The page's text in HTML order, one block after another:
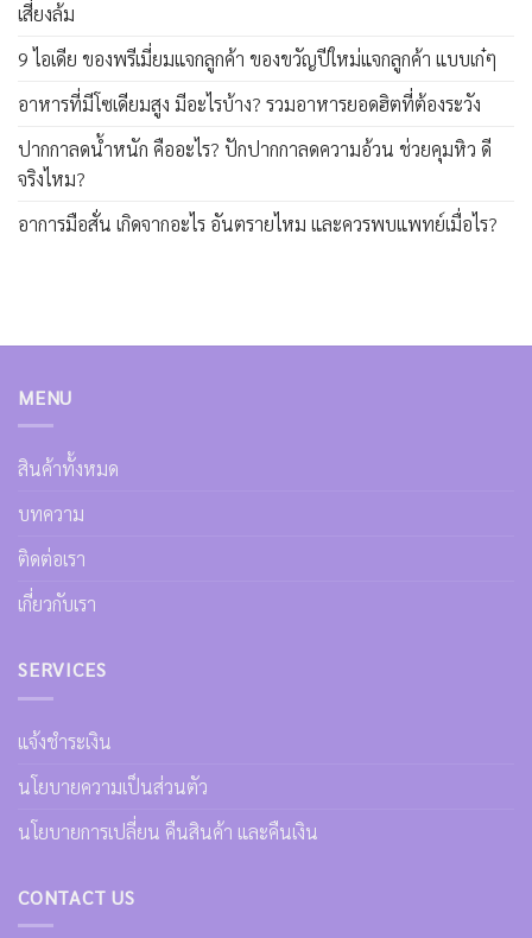
เสี่ยงล้ม
9 ไอเดีย ของพรีเมี่ยมแจกลูกค้า ของขวัญปีใหม่แจกลูกค้า แบบเก๋ๆ
อาหารที่มีโซเดียมสูง มีอะไรบ้าง? รวมอาหารยอดฮิตที่ต้องระวัง
ปากกาลดน้ำหนัก คืออะไร? ปักปากกาลดความอ้วน ช่วยคุมหิว ดี
จริงไหม?
อาการมือสั่น เกิดจากอะไร อันตรายไหม และควรพบแพทย์เมื่อไร?
MENU
สินค้าทั้งหมด
บทความ
ติดต่อเรา
เกี่ยวกับเรา
SERVICES
แจ้งชำระเงิน
นโยบายความเป็นส่วนตัว
นโยบายการเปลี่ยน คืนสินค้า และคืนเงิน
CONTACT US